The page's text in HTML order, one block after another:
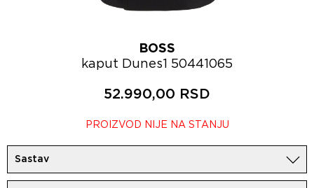
BOSS
kaput Dunes1 50441065
52.990,00 RSD
PROIZVOD NIJE NA STANJU
Sastav